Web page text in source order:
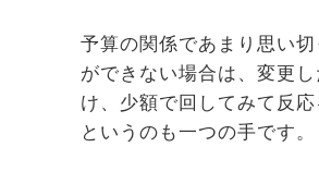
予算の関係であまり思い切
ができない場合は、変更
け、少額で回してみて反応
というのも一つの手です。